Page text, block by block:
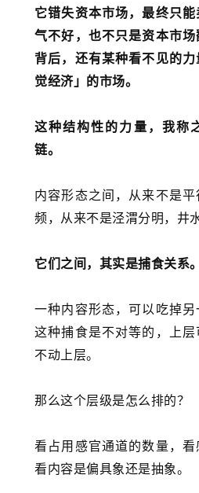
它错失资本市场，最终只
气不好，也不只是资本市
背后，还有某种看不见的
觉经济」的市场。
这种结构性的力量，我称
链。
内容形态之间，从来不是
频，从来不是泾渭分明，井
它们之间，其实是捕食关系。
一种内容形态，可以吃掉另
这种捕食是不对等的，上
不动上层。
那么这个层级是怎么排的？
看占用感官通道的数量，看
看内容是偏具象还是抽象。